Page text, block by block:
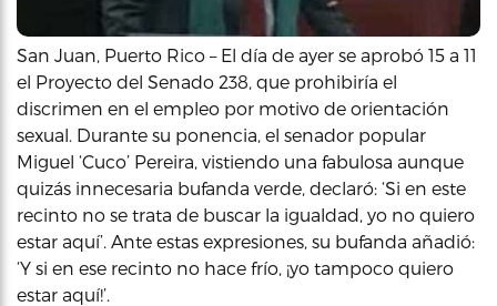
San Juan, Puerto Rico – El día de ayer se aprobó 15 a 11
el Proyecto del Senado 238, que prohibiría el
discrimen en el empleo por motivo de orientación
sexual. Durante su ponencia, el senador popular
Miguel ‘Cuco’ Pereira, vistiendo una fabulosa aunque
quizás innecesaria bufanda verde, declaró: ‘Si en este
recinto no se trata de buscar la igualdad, yo no quiero
estar aquí’. Ante estas expresiones, su bufanda añadió:
‘Y si en ese recinto no hace frío, ¡yo tampoco quiero
estar aquí!’.